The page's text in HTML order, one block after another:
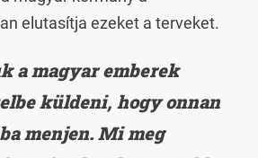
elutasítja ezeket a terveket.
a magyar emberek
küldeni, hogy onnan
menjen. Mi meg